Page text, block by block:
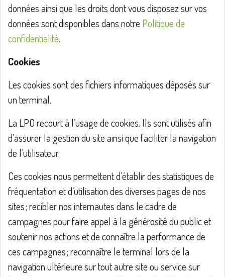
données ainsi que les droits dont vous disposez sur vos
données sont disponibles dans notre Politique de
confidentialité.
Cookies
Les cookies sont des fichiers informatiques déposés sur
un terminal.
La LPO recourt à l’usage de cookies. Ils sont utilisés afin
d’assurer la gestion du site ainsi que faciliter la navigation
de l’utilisateur.
Ces cookies nous permettent d’établir des statistiques de
fréquentation et d’utilisation des diverses pages de nos
sites ; recibler nos internautes dans le cadre de
campagnes pour faire appel à la générosité du public et
soutenir nos actions et de connaître la performance de
ces campagnes ; reconnaître le terminal lors de la
navigation ultérieure sur tout autre site ou service sur